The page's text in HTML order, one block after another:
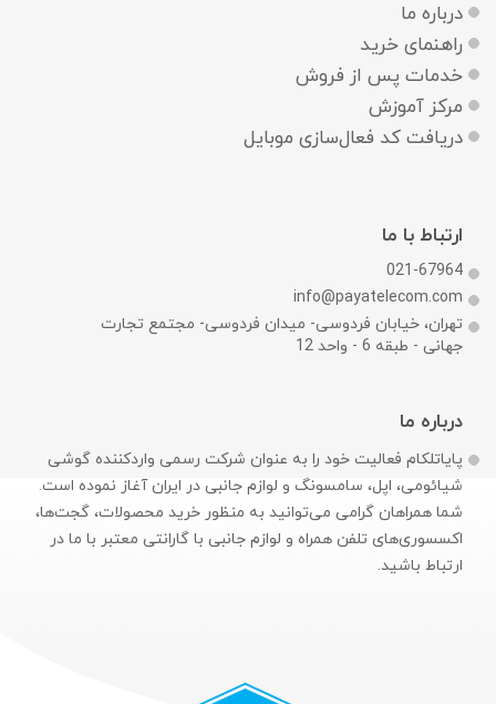
درباره ما
راهنمای خرید
خدمات پس از فروش
مرکز آموزش
دریافت کد فعال‌سازی موبایل
ارتباط با ما
021-67964
info@payatelecom.com
تهران، خیابان فردوسی- میدان فردوسی- مجتمع تجارت
جهانی - طبقه 6 - واحد 12
درباره ما
پایاتلکام فعالیت خود را به عنوان شرکت رسمی وارد‌کننده گوشی
شیائومی، اپل، سامسونگ و لوازم جانبی در ایران آغاز نموده است.
شما همراهان گرامی می‌توانید به منظور خرید محصولات، گجت‌ها،
اکسسوری‌های تلفن همراه و لوازم جانبی با گارانتی معتبر با ما در
ارتباط باشید.